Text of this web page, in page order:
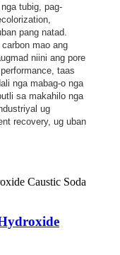
tubig, pag-
pang natad.
mao ang
niini ang pore
taas
nga mabag-o nga
sa makahilo nga
ug
recovery, ug uban